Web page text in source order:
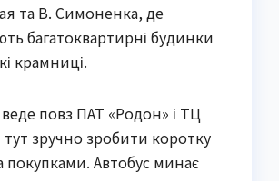
та В. Симоненка, де
багатоквартирні будинки
крамниці.
повз ПАТ «Родон» і ТЦ
зручно зробити коротку
покупками. Автобус минає